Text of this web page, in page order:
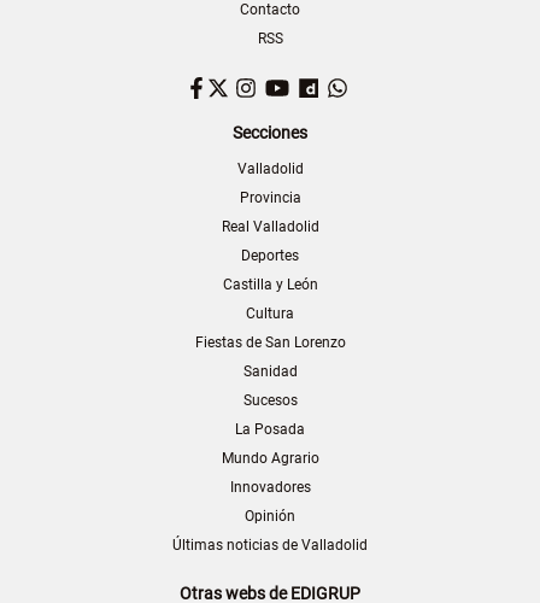
Contacto
RSS
Facebook
TwitterInstagram
YouTubeDailymotion
Secciones
Valladolid
Provincia
Real Valladolid
Deportes
Castilla y León
Cultura
Fiestas de San Lorenzo
Sanidad
Sucesos
La Posada
Mundo Agrario
Innovadores
Opinión
Últimas noticias de Valladolid
Otras webs de EDIGRUP